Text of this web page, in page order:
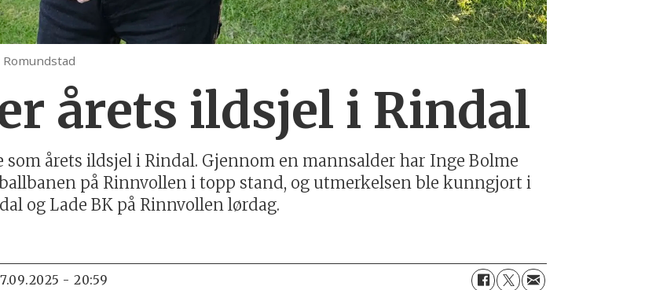
årets ildsjel i Rindal
årets ildsjel i Rindal. Gjennom en mannsalder har Inge Bolme
på Rinnvollen i topp stand, og utmerkelsen ble kunngjort i
og Lade BK på Rinnvollen lørdag.
27.09.2025 - 20:59